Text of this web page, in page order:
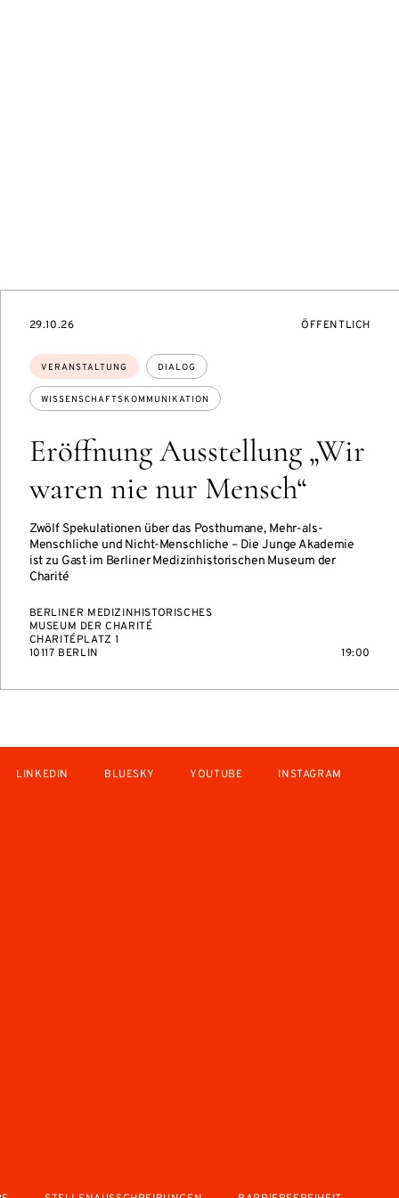
Eröffnung Ausstellung „Wir
waren nie nur Mensch“
Zwölf Spekulationen über das Posthumane, Mehr-als-
Menschliche und Nicht-Menschliche – Die Junge Akademie
ist zu Gast im Berliner Medizinhistorischen Museum der
Charité
Themen:
VERANSTALTUNG DIALOG
WISSENSCHAFTSKOMMUNIKATION
EVENTBEGINSON
29.10.26 ÖFFENTLICH
BERLINER MEDIZINHISTORISCHES
MUSEUM DER CHARITÉ
CHARITÉPLATZ 1
10117 BERLIN
19:00
LINKEDIN BLUESKY YOUTUBE INSTAGRAM